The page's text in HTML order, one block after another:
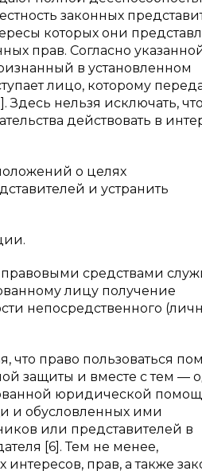
законных
которых они
прав. Согласно
в установленном
лицо, которому
Здесь нельзя исключать, что
действовать в
о целях
и устранить
средствами
лицу получение
непосредственного
что право пользоваться
защиты и вместе с тем —
юридической
и обусловленных ими
или представителей в
[6]. Тем не менее,
прав, а также